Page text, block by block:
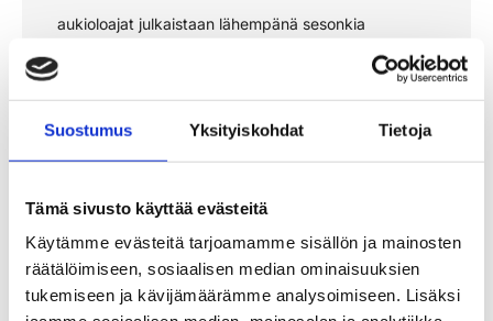
Suostumus Yksityiskohdat Tietoja
Tämä sivusto käyttää evästeitä
Käytämme evästeitä tarjoamamme sisällön ja mainosten
räätälöimiseen, sosiaalisen median ominaisuuksien
tukemiseen ja kävijämäärämme analysoimiseen. Lisäksi
aukioloajat julkaistaan lähempänä sesonkia
See the route on the map